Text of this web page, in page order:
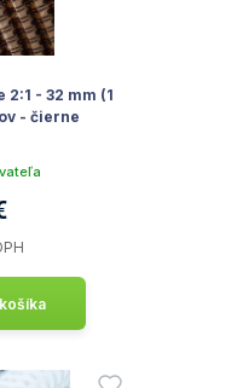
- 32 mm (1
- čierne